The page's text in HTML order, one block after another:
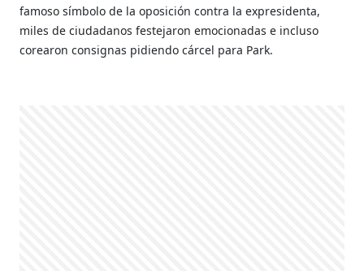
famoso símbolo de la oposición contra la expresidenta,
miles de ciudadanos festejaron emocionadas e incluso
corearon consignas pidiendo cárcel para Park.